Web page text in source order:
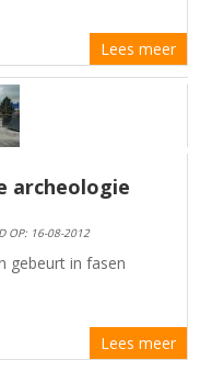
Lees meer
archeologie
OP: 16-08-2012
gebeurt in fasen
Lees meer